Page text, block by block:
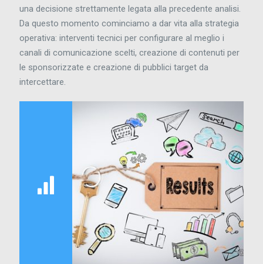
una decisione strettamente legata alla precedente analisi.
Da questo momento cominciamo a dar vita alla strategia
operativa: interventi tecnici per configurare al meglio i
canali di comunicazione scelti, creazione di contenuti per
le sponsorizzate e creazione di pubblici target da
intercettare.